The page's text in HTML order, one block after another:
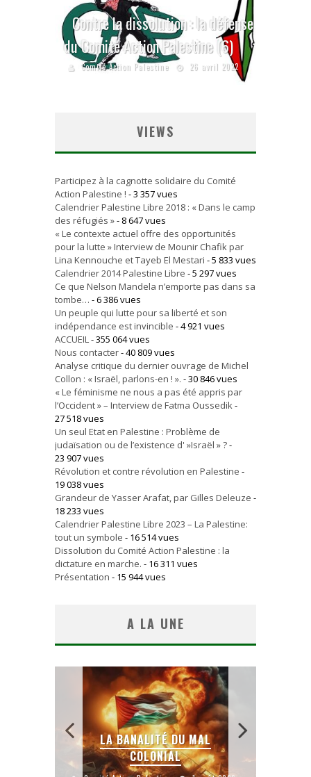
Contre la dissolution : la défense
du Comité Action Palestine (6)
Comité Action Palestine 26 avril 2022
VIEWS
Participez à la cagnotte solidaire du Comité
Action Palestine ! - 3 357 vues
Calendrier Palestine Libre 2018 : « Dans le camp
des réfugiés »- 8 647 vues
« Le contexte actuel offre des opportunités
pour la lutte » Interview de Mounir Chafik par
Lina Kennouche et Tayeb El Mestari - 5 833 vues
Calendrier 2014 Palestine Libre - 5 297 vues
Ce que Nelson Mandela n’emporte pas dans sa
tombe… - 6 386 vues
Un peuple qui lutte pour sa liberté et son
indépendance est invincible - 4 921 vues
ACCUEIL - 355 064 vues
Nous contacter- 40 809 vues
Analyse critique du dernier ouvrage de Michel
Collon : « Israël, parlons-en ! ». - 30 846 vues
« Le féminisme ne nous a pas été appris par
l’Occident » – Interview de Fatma Oussedik -
27 518 vues
Un seul Etat en Palestine : Problème de
judaïsation ou de l’existence d' »Israël » ?-
23 907 vues
Révolution et contre révolution en Palestine -
19 038 vues
Grandeur de Yasser Arafat, par Gilles Deleuze -
18 233 vues
Calendrier Palestine Libre 2023 – La Palestine:
tout un symbole - 16 514 vues
Dissolution du Comité Action Palestine : la
dictature en marche. - 16 311 vues
Présentation - 15 944 vues
A LA UNE
LA BANALITÉ DU MAL
COLONIAL